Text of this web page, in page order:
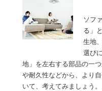
ソフ
る」
生地
選び
地」を左右する部品の一
や耐久性などから、より
いて、考えてみましょう